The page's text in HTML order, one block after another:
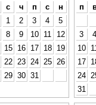
с ч п с
н
1
2 3 4
5
8 9 10 11
12
15 16 17 18
19
22 23 24 25
26
29 30 31
п
3
4
10
17
24
31